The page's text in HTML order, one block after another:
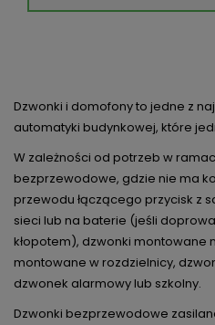
Dzwonki i domofony to jedne z
automatyki budynkowej, które
W zależności od potrzeb w
bezprzewodowe, gdzie nie ma
przewodu łączącego przycisk z
sieci lub na baterie (jeśli
kłopotem), dzwonki montowane
montowane w rozdzielnicy,
dzwonek alarmowy lub szkolny.
Dzwonki bezprzewodowe